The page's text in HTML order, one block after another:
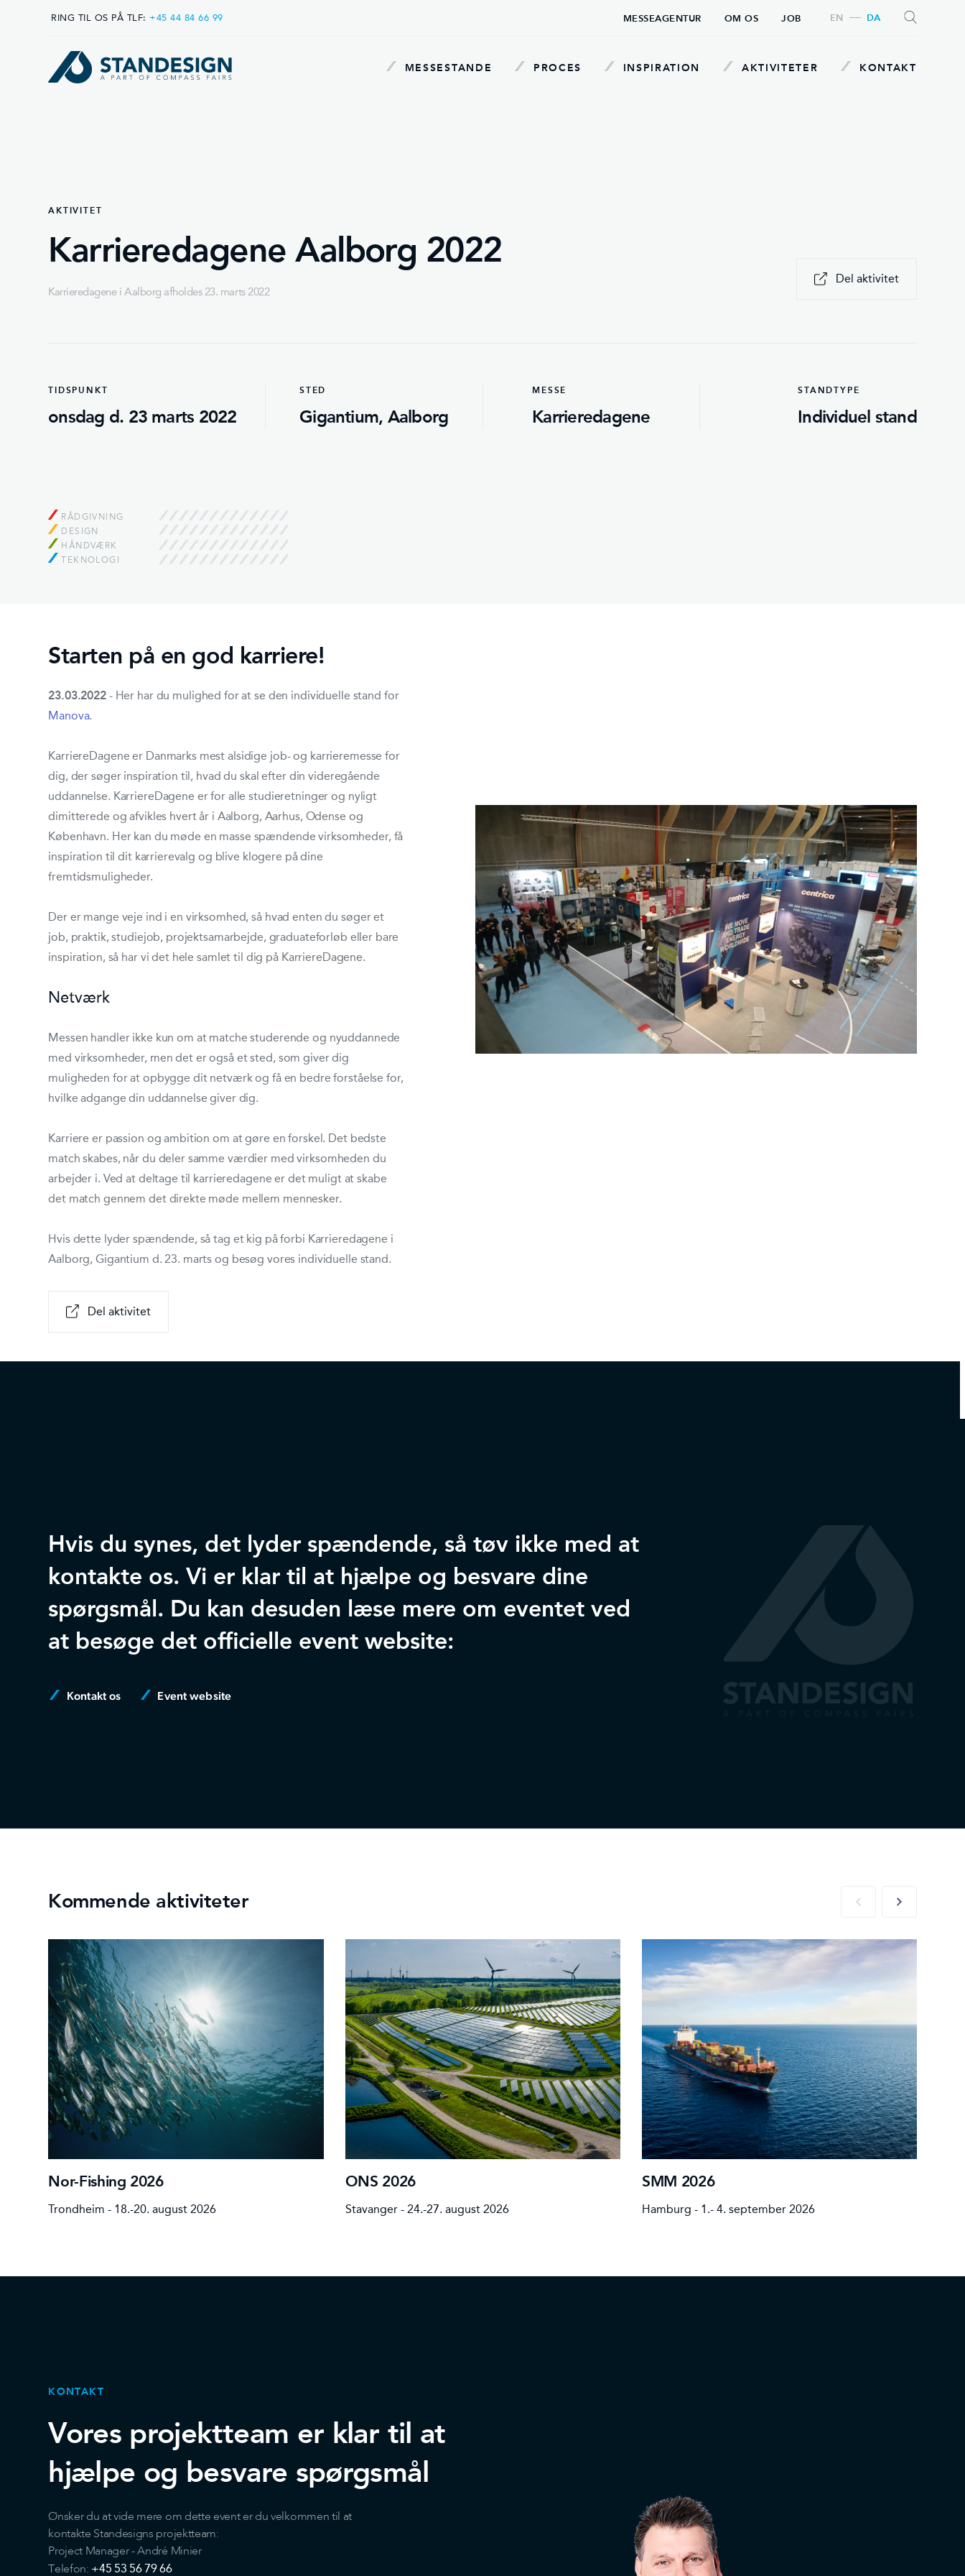
RING TIL OS PÅ TLF: +45 44 84 66 99 MESSEAGENTUR OM OS JOB DA
EN
MESSESTANDE PROCES INSPIRATION AKTIVITETER KONTAKT
AKTIVITET
Karrieredagene Aalborg 2022
Karrieredagene i Aalborg afholdes 23. marts 2022
Del aktivitet
TIDSPUNKT
onsdag d. 23 marts 2022
STED
Gigantium, Aalborg
MESSE
Karrieredagene
STANDTYPE
Individuel stand
RÅDGIVNING
DESIGN
HÅNDVÆRK
TEKNOLOGI
Starten på en god karriere!
23.03.2022- Her har du mulighed for at se den individuelle stand for
Manova.
KarriereDagene er Danmarks mest alsidige job- og karrieremesse for
dig, der søger inspiration til, hvad du skal efter din videregående
uddannelse. KarriereDagene er for alle studieretninger og nyligt
dimitterede og afvikles hvert år i Aalborg, Aarhus, Odense og
København. Her kan du møde en masse spændende virksomheder, få
inspiration til dit karrierevalg og blive klogere på dine
fremtidsmuligheder.
Der er mange veje ind i en virksomhed, så hvad enten du søger et
job, praktik, studiejob, projektsamarbejde, graduateforløb eller bare
inspiration, så har vi det hele samlet til dig på KarriereDagene.
Netværk
Messen handler ikke kun om at matche studerende og nyuddannede
med virksomheder, men det er også et sted, som giver dig
muligheden for at opbygge dit netværk og få en bedre forståelse for,
hvilke adgange din uddannelse giver dig.
Karriere er passion og ambition om at gøre en forskel. Det bedste
match skabes, når du deler samme værdier med virksomheden du
arbejder i. Ved at deltage til karrieredagene er det muligt at skabe
det match gennem det direkte møde mellem mennesker.
Hvis dette lyder spændende, så tag et kig på forbi Karrieredagene i
Aalborg, Gigantium d. 23. marts og besøg vores individuelle stand.
Del aktivitet
Hvis du synes, det lyder spændende, så tøv ikke med at
kontakte os. Vi er klar til at hjælpe og besvare dine
spørgsmål. Du kan desuden læse mere om eventet ved
at besøge det officielle event website:
Kontakt os Event website
Kommende aktiviteter
Nor-Fishing 2026
Trondheim - 18.-20. august 2026
ONS 2026
Stavanger - 24.-27. august 2026
SMM 2026
Hamburg - 1.- 4. september 2026
KONTAKT
Vores projektteam er klar til at
hjælpe og besvare spørgsmål
Ønsker du at vide mere om dette event er du velkommen til at
kontakte Standesigns projektteam:
Project Manager - André Minier
Telefon: +45 53 56 79 66